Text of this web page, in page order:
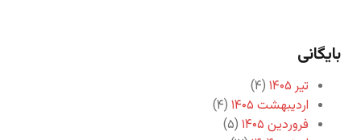
بایگانی
تیر ۱۴۰۵
(۴)
اردیبهشت ۱۴۰۵
(۴)
فروردین ۱۴۰۵
(۵)